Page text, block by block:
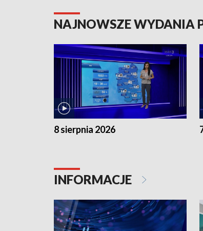
NAJNOWSZE WYDANIA
8 sierpnia 2026
INFORMACJE